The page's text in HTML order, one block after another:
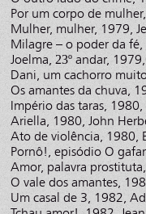
Por um corpo de
Mulher, mulher, 1979,
Milagre – o poder da
Joelma,23º andar,
Dani, um cachorro
Os amantes da chuva,
Império das taras,
Ariella, 1980, John
Ato de violência, 1980,
Pornô!, episódio O
Amor, palavra
O vale dos amantes,
Um casal de 3, 1982,